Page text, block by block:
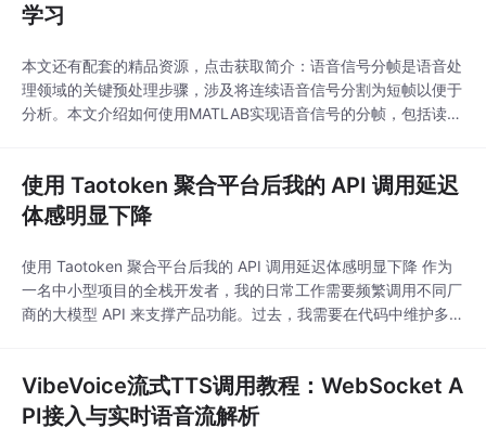
PI接口，将主流模
学习
本文还有配套的精品资源，点击获取简介：语音信号分帧是语音处
理领域的关键预处理步骤，涉及将连续语音信号分割为短帧以便于
分析。本文介绍如何使用MATLAB实现语音信号的分帧，包括读取
性理解语音信号不同于传统平稳信号，它的频率和幅度特性随时...
使用 Taotoken 聚合平台后我的 API 调用延迟
体感明显下降
使用 Taotoken 聚合平台后我的 API 调用延迟体感明显下降 作为
一名中小型项目的全栈开发者，我的日常工作需要频繁调用不同厂
商的大模型 API 来支撑产品功能。过去，我需要在代码中维护多个
一迁移到了 Taotoken 平台，整个过程平滑，而实际运行一段时间
后，在请求响应
VibeVoice流式TTS调用教程：WebSocket A
PI接入与实时语音流解析